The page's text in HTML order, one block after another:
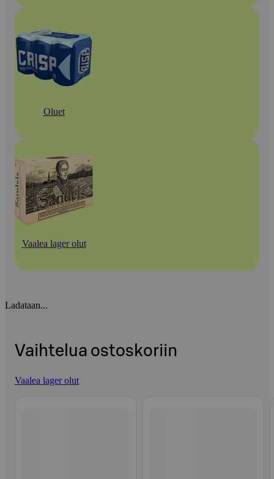
Oluet
Vaalea lager olut
Ladataan...
Vaihtelua ostoskoriin
Vaalea lager olut